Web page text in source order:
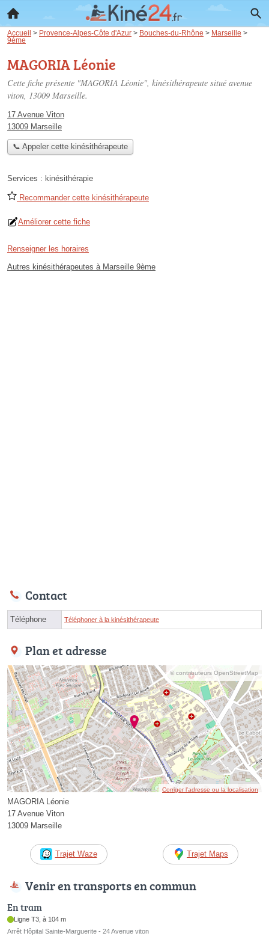
Accueil > Provence-Alpes-Côte d'Azur > Bouches-du-Rhône > Marseille >
9ème
MAGORIA Léonie
Cette fiche présente "MAGORIA Léonie", kinésithérapeute situé avenue
viton, 13009 Marseille.
17 Avenue Viton
13009 Marseille
📞 Appeler cette kinésithérapeute
Services : kinésithérapie
Recommander cette kinésithérapeute
Améliorer cette fiche
Renseigner les horaires
Autres kinésithérapeutes à Marseille 9ème
Contact
Téléphone Téléphoner à la kinésithérapeute
Plan et adresse
© contributeurs OpenStreetMap
Corriger l’adresse ou la localisation
MAGORIA Léonie
17 Avenue Viton
13009 Marseille
Trajet Waze Trajet Maps
Venir en transports en commun
En tram
Ligne T3, à 104 m
Arrêt Hôpital Sainte-Marguerite - 24 Avenue viton